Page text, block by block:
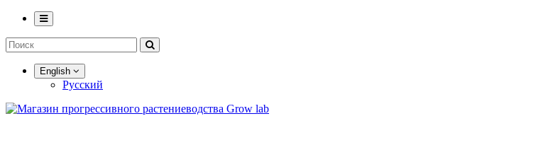
English
Русский